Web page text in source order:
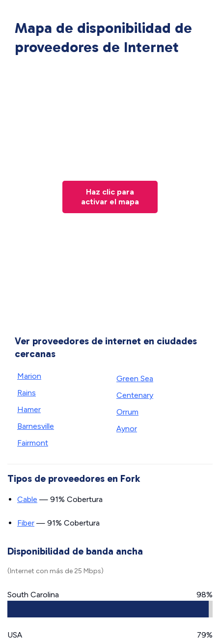
Mapa de disponibilidad de
proveedores de Internet
Haz clic para
activar el mapa
Ver proveedores de internet en ciudades
cercanas
Marion
Rains
Hamer
Barnesville
Fairmont
Green Sea
Centenary
Orrum
Aynor
Tipos de proveedores en Fork
Cable — 91% Cobertura
Fiber — 91% Cobertura
Disponibilidad de banda ancha
(Internet con más de 25 Mbps)
South Carolina 98%
USA 79%